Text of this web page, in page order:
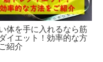
体を手に入れるなら筋
イエット！効率的な方
紹介